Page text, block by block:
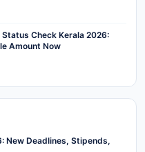
Check Kerala 2026:
Amount Now
New Deadlines, Stipends,